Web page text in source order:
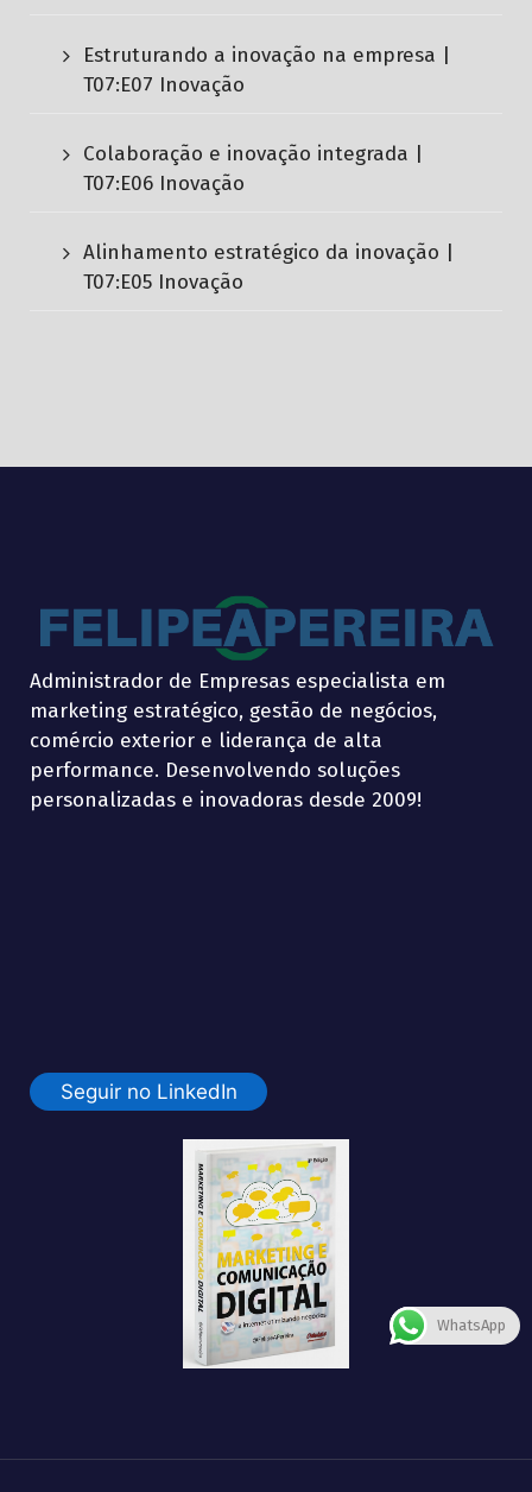
Estruturando a inovação na empresa |
T07:E07 Inovação
Colaboração e inovação integrada |
T07:E06 Inovação
Alinhamento estratégico da inovação |
T07:E05 Inovação
Administrador de Empresas especialista em
marketing estratégico, gestão de negócios,
comércio exterior e liderança de alta
performance. Desenvolvendo soluções
personalizadas e inovadoras desde 2009!
Seguir no LinkedIn
WhatsApp